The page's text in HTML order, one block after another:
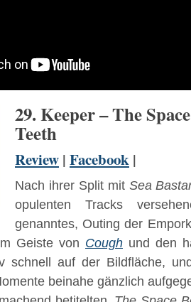
29. Keeper – The
Teeth
Review | Facebook |
Nach ihrer Split mit Sea
opulenten Tracks
genanntes, Outing der
Geiste von Cough und den
schnell auf der Bildfläche,
beinahe gänzlich